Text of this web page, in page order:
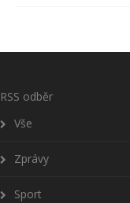
RSS odběr
Vše
Zprávy
Sport